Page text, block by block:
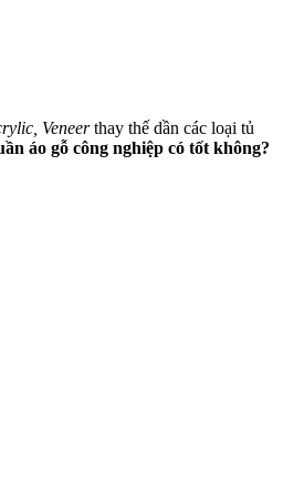
Veneerthay thế dần các loại tủ
áo gỗ công nghiệp có tốt không?